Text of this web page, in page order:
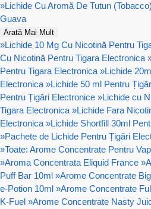
»Lichide Cu Aromă De Tutun (Tobacco)
Guava
Arată Mai Mult
»Lichide 10 Mg Cu Nicotină Pentru
Cu Nicotină Pentru Tigara Electronica
Pentru Tigara Electronica »Lichide
Electronica »Lichide 50 ml Pentru
Pentru Țigări Electronice »Lichide cu
Tigara Electronica »Lichide Fara
Electronica »Lichide Shortfill 30ml
»Pachete de Lichide Pentru Țigări
»Toate: Arome Concentrate Pentru
»Aroma Concentrata Eliquid France »
Puff Bar 10ml »Arome Concentrate
e-Potion 10ml »Arome Concentrate
K-Fuel »Arome Concentrate Nasty